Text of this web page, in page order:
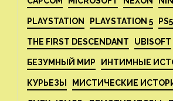
PLAYSTATION PLAYSTATION 5 PS5
THE FIRST DESCENDANT UBISOFT
БЕЗУМНЫЙ МИР ИНТИМНЫЕ
КУРЬЕЗЫ МИСТИЧЕСКИЕ